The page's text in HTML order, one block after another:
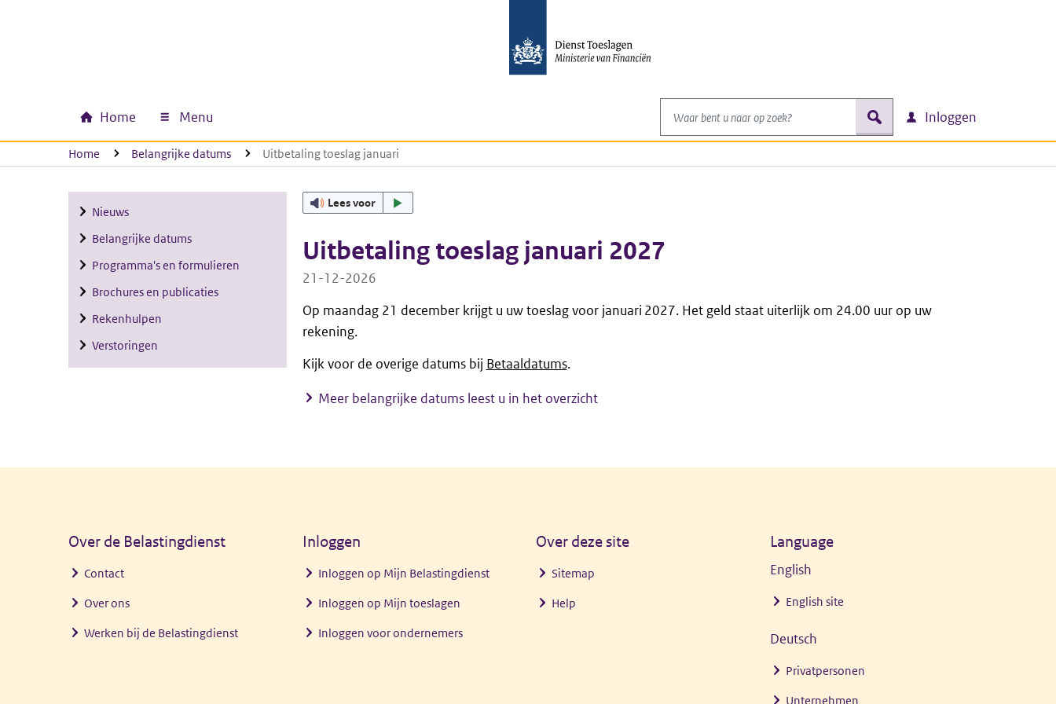
Hoofdnavigatie
Home Menu
Waar bent u naar op zoek?
zoek Inloggen
U bevindt zich hier:
Home Belangrijke datums Uitbetaling toeslag januari
Nieuws
Belangrijke datums
Programma's en formulieren
Brochures en publicaties
Rekenhulpen
Verstoringen
Lees voor
Uitbetaling toeslag januari 2027
21-12-2026
Op maandag 21 december krijgt u uw toeslag voor januari 2027. Het geld staat uiterlijk om 24.00 uur op uw
rekening.
Kijk voor de overige datums bij Betaaldatums.
Meer belangrijke datums leest u in het overzicht
Over de Belastingdienst
Contact
Over ons
Werken bij de Belastingdienst
Inloggen
Inloggen op Mijn Belastingdienst
Inloggen op Mijn toeslagen
Inloggen voor ondernemers
Over deze site
Sitemap
Help
Language
English
English site
Deutsch
Privatpersonen
Unternehmen